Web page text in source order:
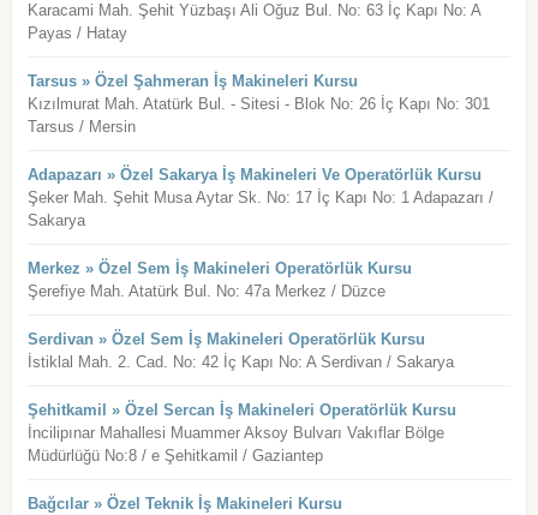
Karacami Mah. Şehit Yüzbaşı Ali Oğuz Bul. No: 63 İç Kapı No: A
Payas / Hatay
Tarsus » Özel Şahmeran İş Makineleri Kursu
Kızılmurat Mah. Atatürk Bul. - Sitesi - Blok No: 26 İç Kapı No: 301
Tarsus / Mersin
Adapazarı » Özel Sakarya İş Makineleri Ve Operatörlük Kursu
Şeker Mah. Şehit Musa Aytar Sk. No: 17 İç Kapı No: 1 Adapazarı /
Sakarya
Merkez » Özel Sem İş Makineleri Operatörlük Kursu
Şerefiye Mah. Atatürk Bul. No: 47a Merkez / Düzce
Serdivan » Özel Sem İş Makineleri Operatörlük Kursu
İstiklal Mah. 2. Cad. No: 42 İç Kapı No: A Serdivan / Sakarya
Şehitkamil » Özel Sercan İş Makineleri Operatörlük Kursu
İncilipınar Mahallesi Muammer Aksoy Bulvarı Vakıflar Bölge
Müdürlüğü No:8 / e Şehitkamil / Gaziantep
Bağcılar » Özel Teknik İş Makineleri Kursu